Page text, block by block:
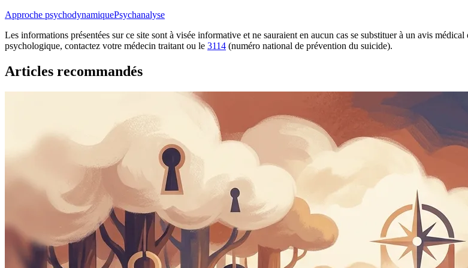
Approche psychodynamiquePsychanalyse
Les informations présentées sur ce site sont à visée informative et ne sauraient en aucun cas se substituer à un avis
psychologique, contactez votre médecin traitant ou le 3114 (numéro national de prévention du suicide).
Articles recommandés